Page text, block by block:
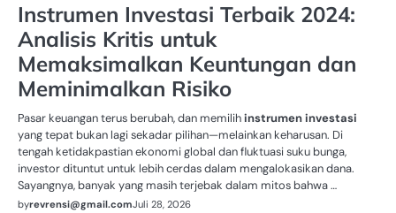
Instrumen Investasi Terbaik 2024:
Analisis Kritis untuk
Memaksimalkan Keuntungan dan
Meminimalkan Risiko
Pasar keuangan terus berubah, dan memilihinstrumen investasi
yang tepat bukan lagi sekadar pilihan—melainkan keharusan. Di
tengah ketidakpastian ekonomi global dan fluktuasi suku bunga,
investor dituntut untuk lebih cerdas dalam mengalokasikan dana.
Sayangnya, banyak yang masih terjebak dalam mitos bahwa …
byrevrensi@gmail.comJuli 28, 2026